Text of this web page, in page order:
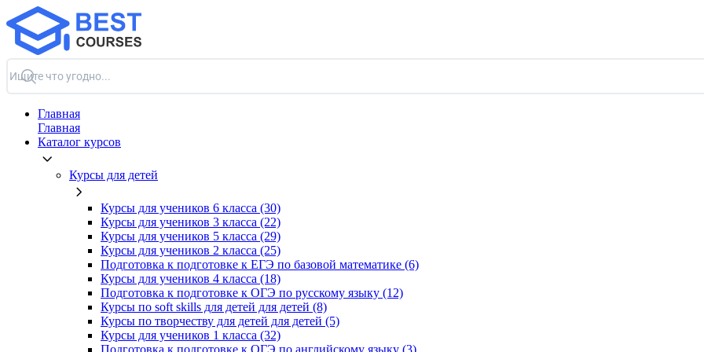
Главная
Главная
Каталог курсов
Курсы для детей
Курсы для учеников 6 класса (30)
Курсы для учеников 3 класса (22)
Курсы для учеников 5 класса (29)
Курсы для учеников 2 класса (25)
Подготовка к подготовке к ЕГЭ по базовой математике (6)
Курсы для учеников 4 класса (18)
Подготовка к подготовке к ОГЭ по русскому языку (12)
Курсы по soft skills для детей для детей (8)
Курсы по творчеству для детей для детей (5)
Курсы для учеников 1 класса (32)